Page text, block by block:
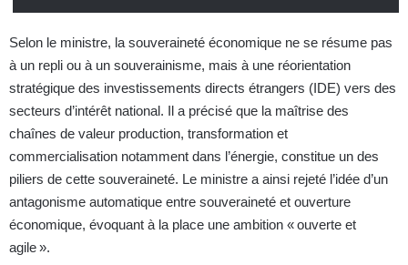
Selon le ministre, la souveraineté économique ne se résume pas
à un repli ou à un souverainisme, mais à une réorientation
stratégique des investissements directs étrangers (IDE) vers des
secteurs d’intérêt national. Il a précisé que la maîtrise des
chaînes de valeur production, transformation et
commercialisation notamment dans l’énergie, constitue un des
piliers de cette souveraineté. Le ministre a ainsi rejeté l’idée d’un
antagonisme automatique entre souveraineté et ouverture
économique, évoquant à la place une ambition « ouverte et
agile ».